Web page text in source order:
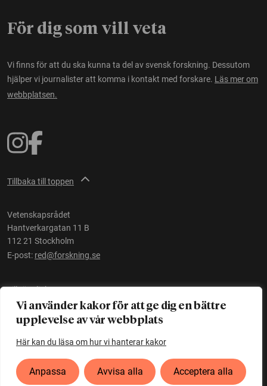
Vi använder kakor för att ge dig en bättre
upplevelse av vår webbplats
Här kan du läsa om hur vi hanterar kakor
Anpassa Avvisa alla Acceptera alla
För dig som vill veta
Vi finns för att du ska kunna ta del av svensk forskning. Dessutom
hjälper vi journalister att komma i kontakt med forskare. Läs mer om
webbplatsen.
Tillbaka till toppen
Vetenskapsrådet
Hantverkargatan 11 B
112 21 Stockholm
E-post: red@forskning.se
Tillgänglighet
Ett initiativ avVetenskapsrådet